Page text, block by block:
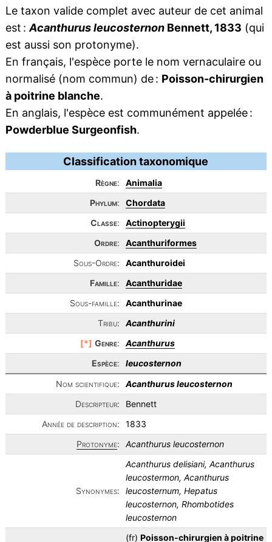
Le taxon valide complet avec auteur de cet animal
est : Acanthurus leucosternonBennett, 1833 (qui
est aussi son protonyme).
En français, l'espèce porte le nom vernaculaire ou
normalisé (nom commun) de : Poisson-chirurgien
à poitrine blanche.
En anglais, l'espèce est communément appelée :
Powderblue Surgeonfish.
Classification taxonomique
Règne:
Animalia
Phylum:
Chordata
Classe:
Actinopterygii
Ordre:
Acanthuriformes
Sous-Ordre:
Acanthuroidei
Famille:
Acanthuridae
Sous-famille:
Acanthurinae
Tribu:
Acanthurini
[*] Genre:
Acanthurus
Espèce:
leucosternon
Nom scientifique:
Acanthurus leucosternon
Descripteur:
Bennett
Année de description:
1833
Protonyme: Acanthurus leucosternon
Synonymes:
Acanthurus delisiani, Acanthurus
leucostermon, Acanthurus
leucosternum, Hepatus
leucosternon, Rhombotides
leucosternon
(fr) Poisson-chirurgien à poitrine